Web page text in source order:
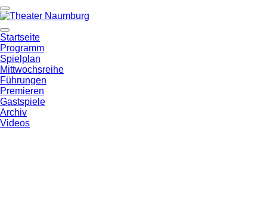
Startseite
Programm
Spielplan
Mittwochsreihe
Führungen
Premieren
Gastspiele
Archiv
Videos